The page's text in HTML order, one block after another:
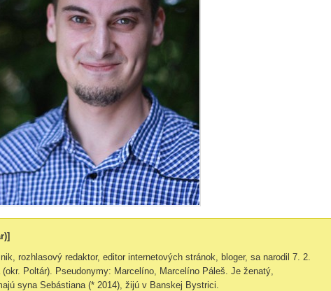
rozhlasový redaktor, editor internetových stránok, bloger, sa narodil 7. 2.
Poltár). Pseudonymy: Marcelíno, Marcelíno Páleš. Je ženatý,
syna Sebástiana (* 2014), žijú v Banskej Bystrici.